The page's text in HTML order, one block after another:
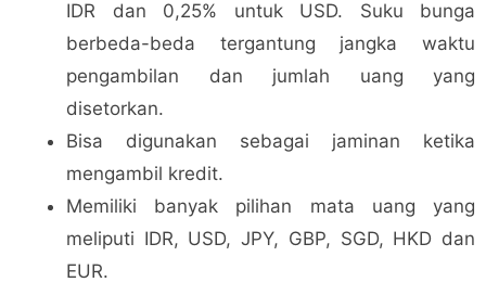
IDR dan 0,25% untuk USD. Suku bunga
berbeda-beda tergantung jangka waktu
pengambilan dan jumlah uang yang
disetorkan.
Bisa digunakan sebagai jaminan ketika
mengambil kredit.
Memiliki banyak pilihan mata uang yang
meliputi IDR, USD, JPY, GBP, SGD, HKD dan
EUR.